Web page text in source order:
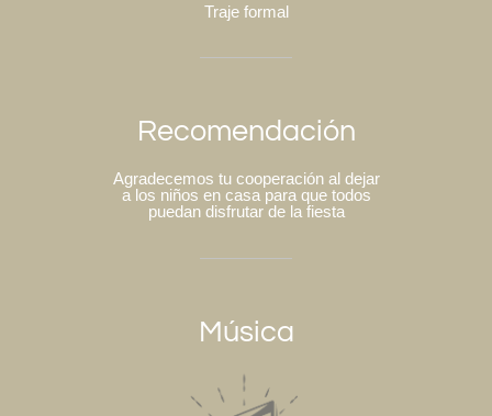
Traje formal
Recomendación
Agradecemos tu cooperación al dejar
a los niños en casa para que todos
puedan disfrutar de la fiesta
Música